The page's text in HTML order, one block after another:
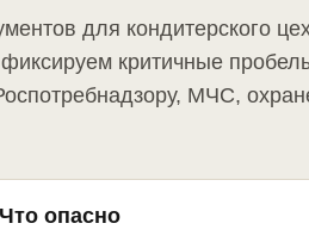
для кондитерского
критичные
МЧС,
Что опасно